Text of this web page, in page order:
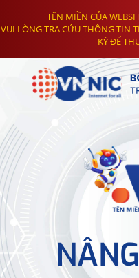
TÊN MIỀN CỦA
VUI LÒNG TRA CỨU THÔNG TIN
KÝ ĐỂ
NÂNG